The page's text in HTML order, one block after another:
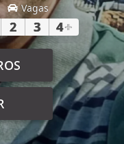
Vagas
2 3 4+